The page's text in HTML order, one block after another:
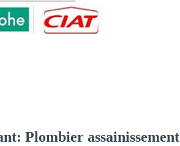
Plombier assainissement